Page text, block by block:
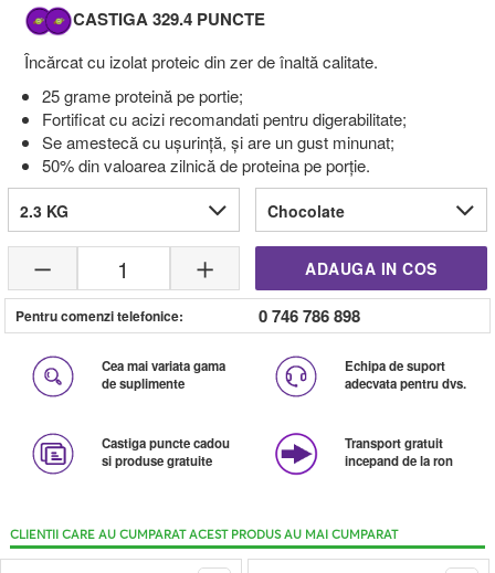
CASTIGA 329.4 PUNCTE
Încărcat cu izolat proteic din zer de înaltă calitate.
25 grame proteină pe portie;
Fortificat cu acizi recomandati pentru digerabilitate;
Se amestecă cu ușurință, și are un gust minunat;
50% din valoarea zilnică de proteina pe porție.
2.3 KG Chocolate
1 ADAUGA IN COS
Pentru comenzi telefonice: 0 746 786 898
Cea mai variata gama
de suplimente
Echipa de suport
adecvata pentru dvs.
Castiga puncte cadou
si produse gratuite
Transport gratuit
incepand de la ron
CLIENTII CARE AU CUMPARAT ACEST PRODUS AU MAI CUMPARAT